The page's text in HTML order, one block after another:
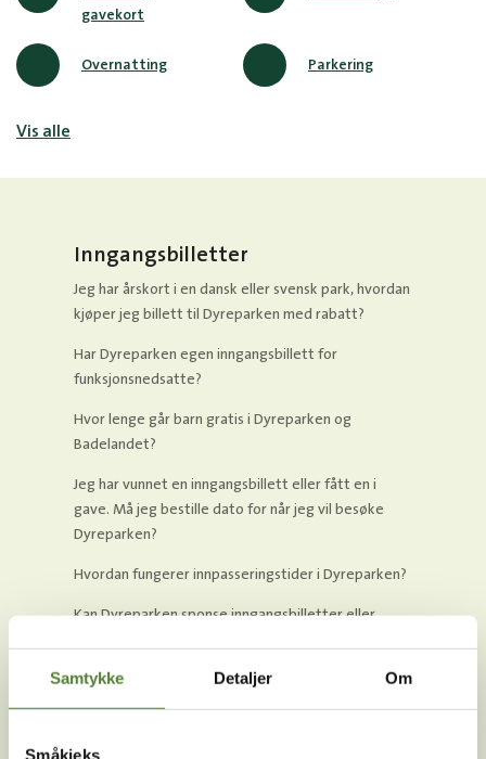
Samtykke Detaljer Om
Småkjeks
gavekort
Overnatting Parkering
Vis alle
Inngangsbilletter
Jeg har årskort i en dansk eller svensk park, hvordan
kjøper jeg billett til Dyreparken med rabatt?
Har Dyreparken egen inngangsbillett for
funksjonsnedsatte?
Hvor lenge går barn gratis i Dyreparken og
Badelandet?
Jeg har vunnet en inngangsbillett eller fått en i
gave. Må jeg bestille dato for når jeg vil besøke
Dyreparken?
Hvordan fungerer innpasseringstider i Dyreparken?
Kan Dyreparken sponse inngangsbilletter eller
Kan man få gratisbilletter til Dyreparken?
Dyreparken?